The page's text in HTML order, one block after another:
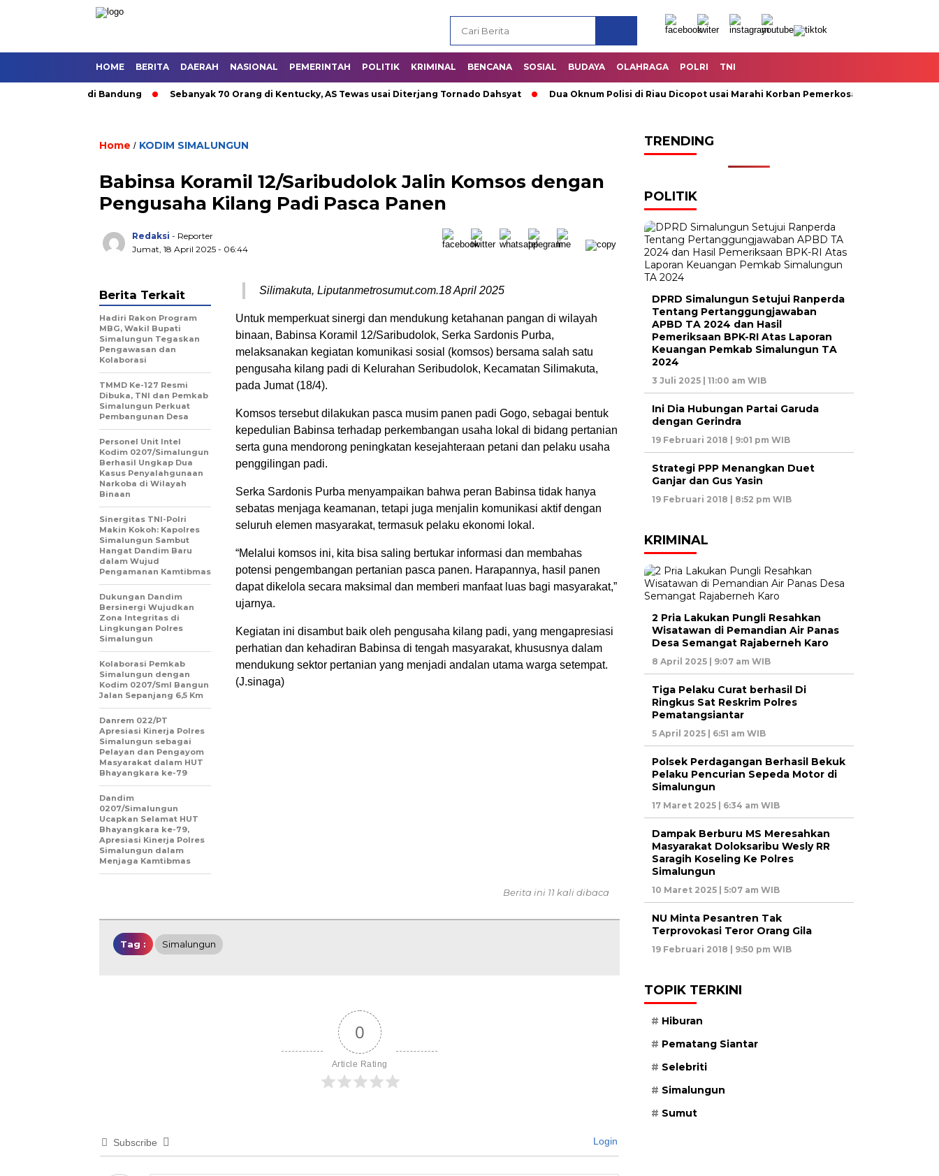
HOME BERITA DAERAH NASIONAL PEMERINTAH POLITIK KRIMINAL BENCANA SOSIAL BUDAYA OLAHRAGA POLRI TNI
Umum di Bandung Sebanyak 70 Orang di Kentucky, AS Tewas usai Diterjang Tornado Dahsyat Dua Oknum Polisi di Riau Dicopot usai Marahi Korban Pemerkosaan
Home / KODIM SIMALUNGUN
Babinsa Koramil 12/Saribudolok Jalin Komsos dengan
Pengusaha Kilang Padi Pasca Panen
Redaksi - Reporter
Jumat, 18 April 2025 - 06:44
Silimakuta, Liputanmetrosumut.com.18 April 2025
Untuk memperkuat sinergi dan mendukung ketahanan pangan di wilayah
binaan, Babinsa Koramil 12/Saribudolok, Serka Sardonis Purba,
melaksanakan kegiatan komunikasi sosial (komsos) bersama salah satu
pengusaha kilang padi di Kelurahan Seribudolok, Kecamatan Silimakuta,
pada Jumat (18/4).
Komsos tersebut dilakukan pasca musim panen padi Gogo, sebagai bentuk
kepedulian Babinsa terhadap perkembangan usaha lokal di bidang pertanian
serta guna mendorong peningkatan kesejahteraan petani dan pelaku usaha
penggilingan padi.
Serka Sardonis Purba menyampaikan bahwa peran Babinsa tidak hanya
sebatas menjaga keamanan, tetapi juga menjalin komunikasi aktif dengan
seluruh elemen masyarakat, termasuk pelaku ekonomi lokal.
“Melalui komsos ini, kita bisa saling bertukar informasi dan membahas
potensi pengembangan pertanian pasca panen. Harapannya, hasil panen
dapat dikelola secara maksimal dan memberi manfaat luas bagi masyarakat,”
ujarnya.
Kegiatan ini disambut baik oleh pengusaha kilang padi, yang mengapresiasi
perhatian dan kehadiran Babinsa di tengah masyarakat, khususnya dalam
mendukung sektor pertanian yang menjadi andalan utama warga setempat.
(J.sinaga)
Berita Terkait
Hadiri Rakon Program
MBG, Wakil Bupati
Simalungun Tegaskan
Pengawasan dan
Kolaborasi
TMMD Ke-127 Resmi
Dibuka, TNI dan Pemkab
Simalungun Perkuat
Pembangunan Desa
Personel Unit Intel
Kodim 0207/Simalungun
Berhasil Ungkap Dua
Kasus Penyalahgunaan
Narkoba di Wilayah
Binaan
Sinergitas TNI-Polri
Makin Kokoh: Kapolres
Simalungun Sambut
Hangat Dandim Baru
dalam Wujud
Pengamanan Kamtibmas
Dukungan Dandim
Bersinergi Wujudkan
Zona Integritas di
Lingkungan Polres
Simalungun
Kolaborasi Pemkab
Simalungun dengan
Kodim 0207/Sml Bangun
Jalan Sepanjang 6,5 Km
Danrem 022/PT
Apresiasi Kinerja Polres
Simalungun sebagai
Pelayan dan Pengayom
Masyarakat dalam HUT
Bhayangkara ke-79
Dandim
0207/Simalungun
Ucapkan Selamat HUT
Bhayangkara ke-79,
Apresiasi Kinerja Polres
Simalungun dalam
Menjaga Kamtibmas
Berita ini 11 kali dibaca
Tag : Simalungun
0
Article Rating
Subscribe Login
TRENDING
POLITIK
DPRD Simalungun Setujui Ranperda
Tentang Pertanggungjawaban
APBD TA 2024 dan Hasil
Pemeriksaan BPK-RI Atas Laporan
Keuangan Pemkab Simalungun TA
2024
3 Juli 2025 | 11:00 am WIB
Ini Dia Hubungan Partai Garuda
dengan Gerindra
19 Februari 2018 | 9:01 pm WIB
Strategi PPP Menangkan Duet
Ganjar dan Gus Yasin
19 Februari 2018 | 8:52 pm WIB
KRIMINAL
2 Pria Lakukan Pungli Resahkan
Wisatawan di Pemandian Air Panas
Desa Semangat Rajaberneh Karo
8 April 2025 | 9:07 am WIB
Tiga Pelaku Curat berhasil Di
Ringkus Sat Reskrim Polres
Pematangsiantar
5 April 2025 | 6:51 am WIB
Polsek Perdagangan Berhasil Bekuk
Pelaku Pencurian Sepeda Motor di
Simalungun
17 Maret 2025 | 6:34 am WIB
Dampak Berburu MS Meresahkan
Masyarakat Doloksaribu Wesly RR
Saragih Koseling Ke Polres
Simalungun
10 Maret 2025 | 5:07 am WIB
NU Minta Pesantren Tak
Terprovokasi Teror Orang Gila
19 Februari 2018 | 9:50 pm WIB
TOPIK TERKINI
Hiburan
Pematang Siantar
Selebriti
Simalungun
Sumut